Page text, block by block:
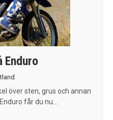
Enduro
över sten, grus och annan
får du nu...